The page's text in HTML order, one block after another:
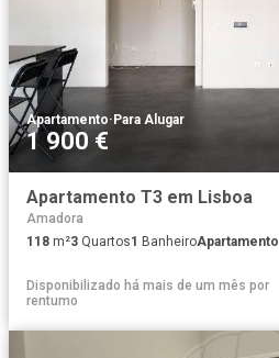
Apartamento· Para Alugar
1 900 €
Apartamento T3 em Lisboa
Amadora
118 m²3 Quartos1 BanheiroApartamento
Disponibilizado há mais de um mês por
rentumo